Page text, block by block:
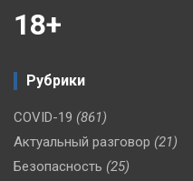
18+
Рубрики
COVID-19 (861)
Актуальный разговор (21)
Безопасность (25)